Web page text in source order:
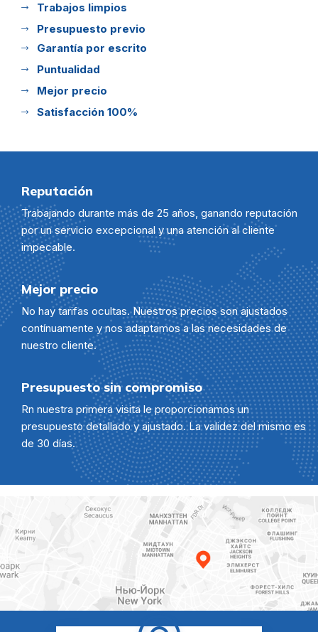
Trabajos limpios
Presupuesto previo
Garantía por escrito
Puntualidad
Mejor precio
Satisfacción 100%
Reputación
Trabajando durante más de 25 años, ganando reputación
por un servicio excepcional y una atención al cliente
impecable.
Mejor precio
No hay tarifas ocultas. Nuestros precios son ajustados
contínuamente y nos adaptamos a las necesidades de
nuestro cliente.
Presupuesto sin compromiso
Rn nuestra primera visita le proporcionamos un
presupuesto detallado y ajustado. La validez del mismo es
de 30 días.